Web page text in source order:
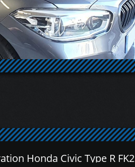
Honda Civic Type R FK2